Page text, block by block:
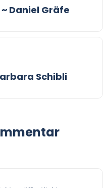
Daniel Gräfe
Schibli